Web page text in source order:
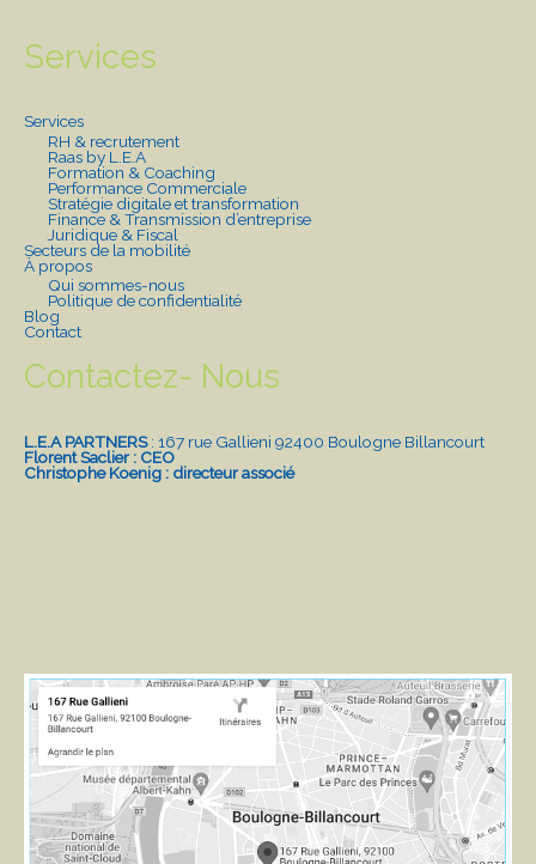
Services
Services
RH & recrutement
Raas by L.E.A
Formation & Coaching
Performance Commerciale
Stratégie digitale et transformation
Finance & Transmission d’entreprise
Juridique & Fiscal
Secteurs de la mobilité
À propos
Qui sommes-nous
Politique de confidentialité
Blog
Contact
Contactez- Nous
L.E.A PARTNERS: 167 rue Gallieni 92400 Boulogne Billancourt
Florent Saclier : CEO
Christophe Koenig : directeur associé